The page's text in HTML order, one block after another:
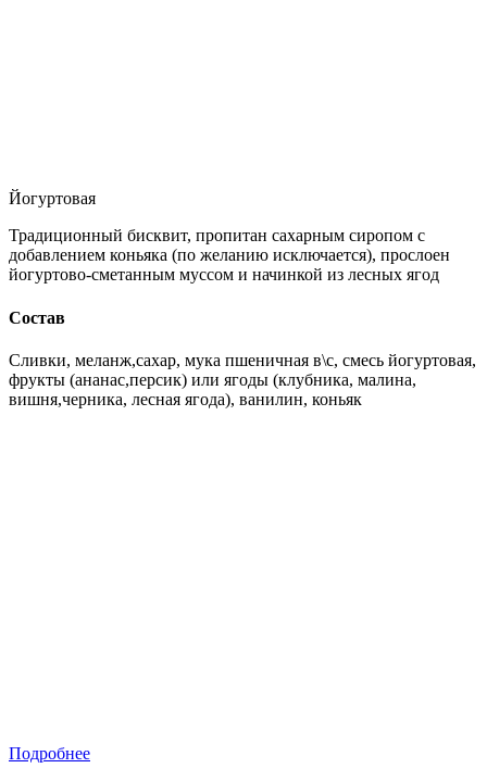
Йогуртовая
Традиционный бисквит, пропитан сахарным сиропом с
добавлением коньяка (по желанию исключается), прослоен
йогуртово-сметанным муссом и начинкой из лесных ягод
Состав
Сливки, меланж,сахар, мука пшеничная в\с, смесь йогуртовая,
фрукты (ананас,персик) или ягоды (клубника, малина,
вишня,черника, лесная ягода), ванилин, коньяк
Подробнее